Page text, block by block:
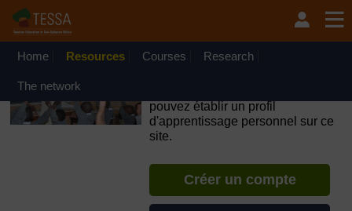
Passer au contenu principal
OpenLearn Create will be unavailable on Wednesday 12
August 2026 from 8am to 10.30am (GMT) due to routine
Home Resources Courses Research
The network
pouvez établir un profil
d'apprentissage personnel sur ce
site.
Créer un compte